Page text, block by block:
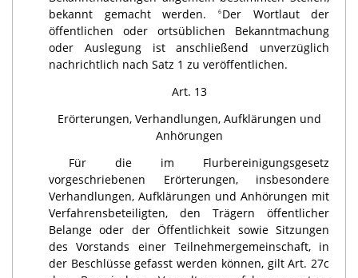
bekannt gemacht werden.
6 Der Wortlaut der
öffentlichen oder ortsüblichen Bekanntmachung
oder Auslegung ist anschließend unverzüglich
nachrichtlich nach Satz 1 zu veröffentlichen.
Art. 13
Erörterungen, Verhandlungen, Aufklärungen und
Anhörungen
Für die im Flurbereinigungsgesetz
vorgeschriebenen Erörterungen, insbesondere
Verhandlungen, Aufklärungen und Anhörungen mit
Verfahrensbeteiligten, den Trägern öffentlicher
Belange oder der Öffentlichkeit sowie Sit­zungen
des Vorstands einer Teilnehmergemeinschaft, in
der Beschlüsse gefasst werden können, gilt Art. 27c